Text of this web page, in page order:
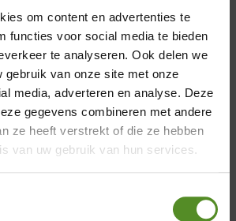
om content en advertenties te
functies voor social media te bieden
te analyseren. Ook delen we
gebruik van onze site met onze
media, adverteren en analyse. Deze
gegevens combineren met andere
ze heeft verstrekt of die ze hebben
van uw gebruik van hun services.
product
×